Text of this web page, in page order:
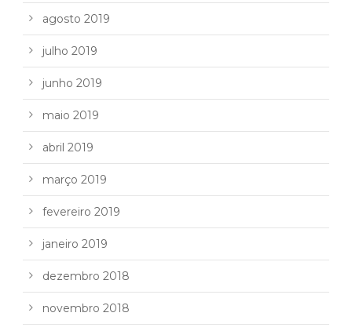
agosto 2019
julho 2019
junho 2019
maio 2019
abril 2019
março 2019
fevereiro 2019
janeiro 2019
dezembro 2018
novembro 2018